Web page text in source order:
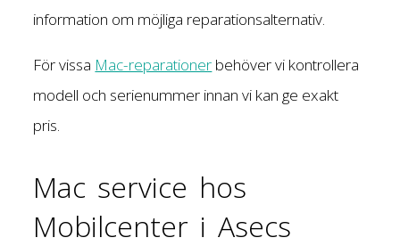
information om möjliga reparationsalternativ.
För vissa Mac-reparationer behöver vi kontrollera
modell och serienummer innan vi kan ge exakt
pris.
Mac service hos
Mobilcenter i Asecs